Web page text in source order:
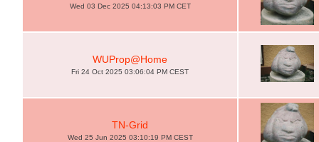
Wed 03 Dec 2025 04:13:03 PM CET
WUProp@Home
Fri 24 Oct 2025 03:06:04 PM CEST
TN-Grid
Wed 25 Jun 2025 03:10:19 PM CEST